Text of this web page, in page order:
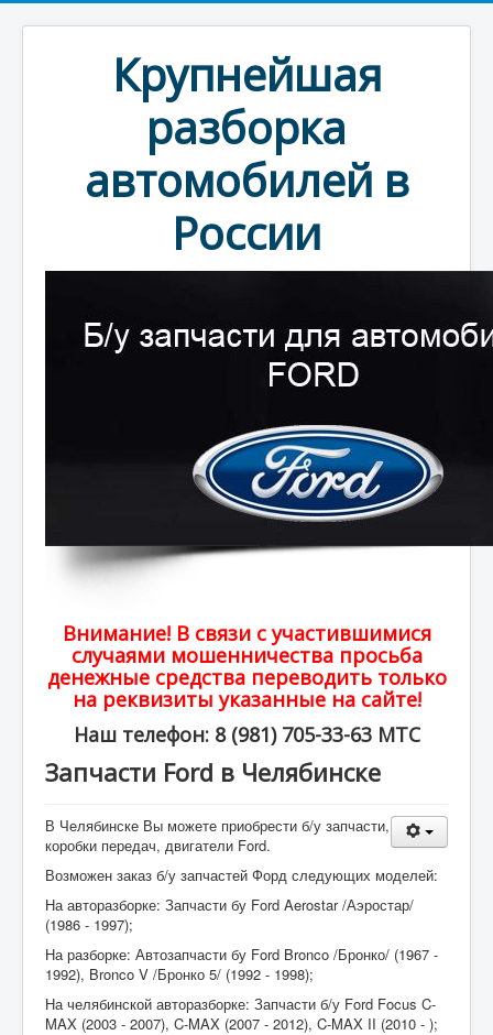
Крупнейшая
разборка
автомобилей в
России
Внимание! В связи с участившимися
случаями мошенничества просьба
денежные средства переводить только
на реквизиты указанные на сайте!
Наш телефон: 8 (981) 705-33-63 МТС
Запчасти Ford в Челябинске
В Челябинске Вы можете приобрести б/у запчасти,
коробки передач, двигатели Ford.
Возможен заказ б/у запчастей Форд следующих моделей:
На авторазборке: Запчасти бу Ford Aerostar /Аэростар/
(1986 - 1997);
На разборке: Автозапчасти бу Ford Bronco /Бронко/ (1967 -
1992), Bronco V /Бронко 5/ (1992 - 1998);
На челябинской авторазборке: Запчасти б/у Ford Focus C-
MAX (2003 - 2007), C-MAX (2007 - 2012), C-MAX II (2010 - );